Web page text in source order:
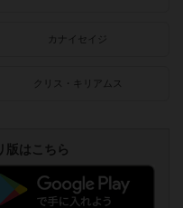
カナイセイジ
クリス・キリアムス
版はこちら